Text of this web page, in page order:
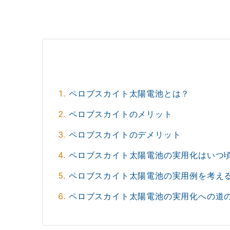
ペロブスカイト太陽電池とは？
ペロブスカイトのメリット
ペロブスカイトのデメリット
ペロブスカイト太陽電池の実用化はいつ
ペロブスカイト太陽電池の実用例を考え
ペロブスカイト太陽電池の実用化への道